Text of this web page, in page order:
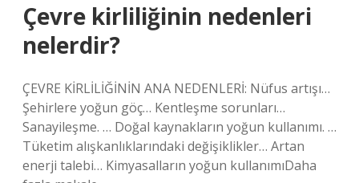
Çevre kirliliğinin nedenleri
nelerdir?
ÇEVRE KİRLİLİĞİNİN ANA NEDENLERİ: Nüfus artışı…
Şehirlere yoğun göç… Kentleşme sorunları…
Sanayileşme. … Doğal kaynakların yoğun kullanımı. …
Tüketim alışkanlıklarındaki değişiklikler… Artan
enerji talebi… Kimyasalların yoğun kullanımıDaha